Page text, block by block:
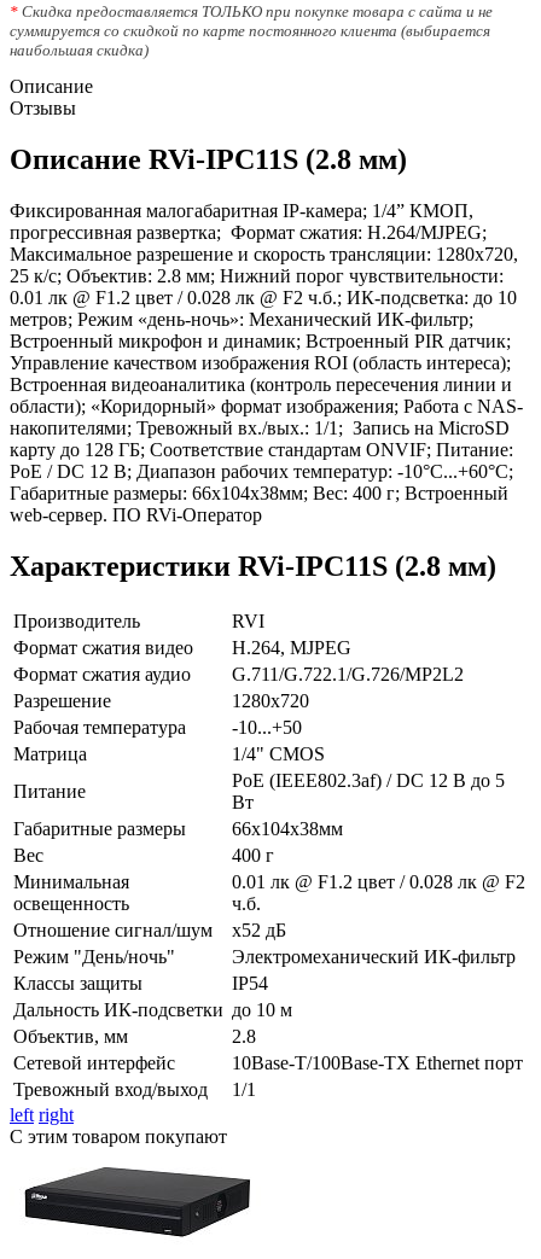
* Скидка предоставляется ТОЛЬКО при покупке товара с сайта и не
суммируется со скидкой по карте постоянного клиента (выбирается
наибольшая скидка)
Описание
Отзывы
Описание RVi-IPC11S (2.8 мм)
Фиксированная малогабаритная IP-камера; 1/4” КМОП,
прогрессивная развертка; Формат сжатия: H.264/MJPEG;
Максимальное разрешение и скорость трансляции: 1280х720,
25 к/с; Объектив: 2.8 мм; Нижний порог чувствительности:
0.01 лк @ F1.2 цвет / 0.028 лк @ F2 ч.б.; ИК-подсветка: до 10
метров; Режим «день-ночь»: Механический ИК-фильтр;
Встроенный микрофон и динамик; Встроенный PIR датчик;
Управление качеством изображения ROI (область интереса);
Встроенная видеоаналитика (контроль пересечения линии и
области); «Коридорный» формат изображения; Работа с NAS-
накопителями; Тревожный вх./вых.: 1/1; Запись на MicroSD
карту до 128 ГБ; Соответствие стандартам ONVIF; Питание:
PoE / DC 12 В; Диапазон рабочих температур: -10°С...+60°С;
Габаритные размеры: 66х104х38мм; Вес: 400 г; Встроенный
web-сервер. ПО RVi-Оператор
Характеристики RVi-IPC11S (2.8 мм)
Производитель
RVI
Формат сжатия видео
H.264, MJPEG
Формат сжатия аудио
G.711/G.722.1/G.726/MP2L2
Разрешение
1280х720
Рабочая температура
-10...+50
Матрица
1/4" CMOS
Питание
PoE (IEEE802.3af) / DC 12 В до 5
Вт
Габаритные размеры
66х104х38мм
Вес
400 г
Минимальная
освещенность
0.01 лк @ F1.2 цвет / 0.028 лк @ F2
ч.б.
Отношение сигнал/шум
x52 дБ
Режим "День/ночь"
Электромеханический ИК-фильтр
Классы защиты
IP54
Дальность ИК-подсветки до 10 м
Объектив, мм
2.8
Сетевой интерфейс
10Base-T/100Base-TX Ethernet порт
Тревожный вход/выход
1/1
left right
С этим товаром покупают